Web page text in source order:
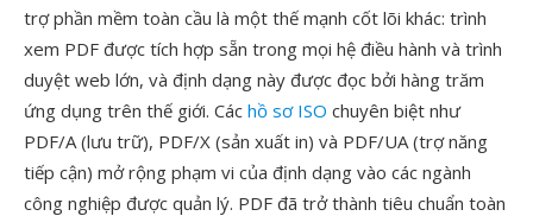
trợ phần mềm toàn cầu là một thế mạnh cốt lõi khác: trình
xem PDF được tích hợp sẵn trong mọi hệ điều hành và trình
duyệt web lớn, và định dạng này được đọc bởi hàng trăm
ứng dụng trên thế giới. Các hồ sơ ISO chuyên biệt như
PDF/A (lưu trữ), PDF/X (sản xuất in) và PDF/UA (trợ năng
tiếp cận) mở rộng phạm vi của định dạng vào các ngành
công nghiệp được quản lý. PDF đã trở thành tiêu chuẩn toàn